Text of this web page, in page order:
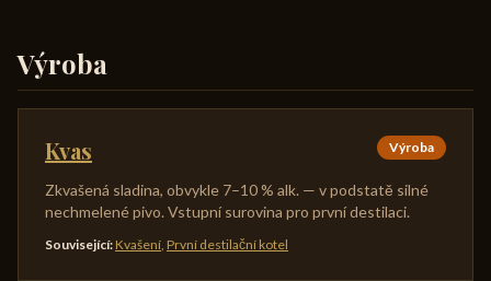
Výroba
Kvas Výroba
Zkvašená sladina, obvykle 7–10 % alk. — v podstatě silné
nechmelené pivo. Vstupní surovina pro první destilaci.
Související: Kvašení, První destilační kotel